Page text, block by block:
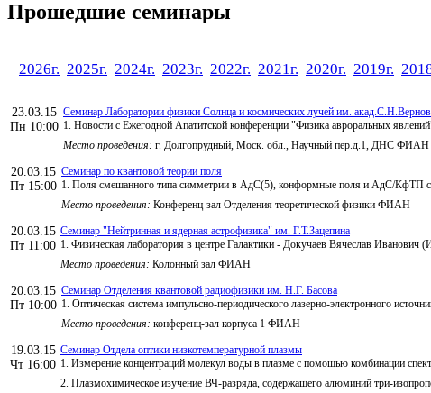
Прошедшие семинары
2026г. 2025г. 2024г. 2023г. 2022г. 2021г. 2020г. 2019г.
23.03.15
Пн 10:00
Семинар Лаборатории физики Солнца и космических лучей им.
1. Новости с Ежегодной Апатитской конференции "Физика авроральных
Место проведения: г. Долгопрудный, Моск. обл., Научный пер.д.1, ДНС
20.03.15
Пт 15:00
Семинар по квантовой теории поля
1. Поля смешанного типа симметрии в АдС(5), конформные поля и АдС/КфТП
Место проведения: Конференц-зал Отделения теоретической физики ФИАН
20.03.15
Пт 11:00
Семинар "Нейтринная и ядерная астрофизика" им. Г.Т.Зацепина
1. Физическая лаборатория в центре Галактики - Докучаев Вячеслав
Место проведения: Колонный зал ФИАН
20.03.15
Пт 10:00
Семинар Отделения квантовой радиофизики им. Н.Г. Басова
1. Оптическая система импульсно-периодического лазерно-электронного
Место проведения: конференц-зал корпуса 1 ФИАН
19.03.15
Чт 16:00
Семинар Отдела оптики низкотемпературной плазмы
1. Измерение концентраций молекул воды в плазме с помощью комбинации
2. Плазмохимическое изучение ВЧ-разряда, содержащего алюминий три-